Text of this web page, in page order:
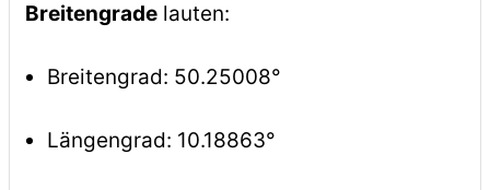
Breitengradelauten:
Breitengrad: 50.25008°
Längengrad: 10.18863°